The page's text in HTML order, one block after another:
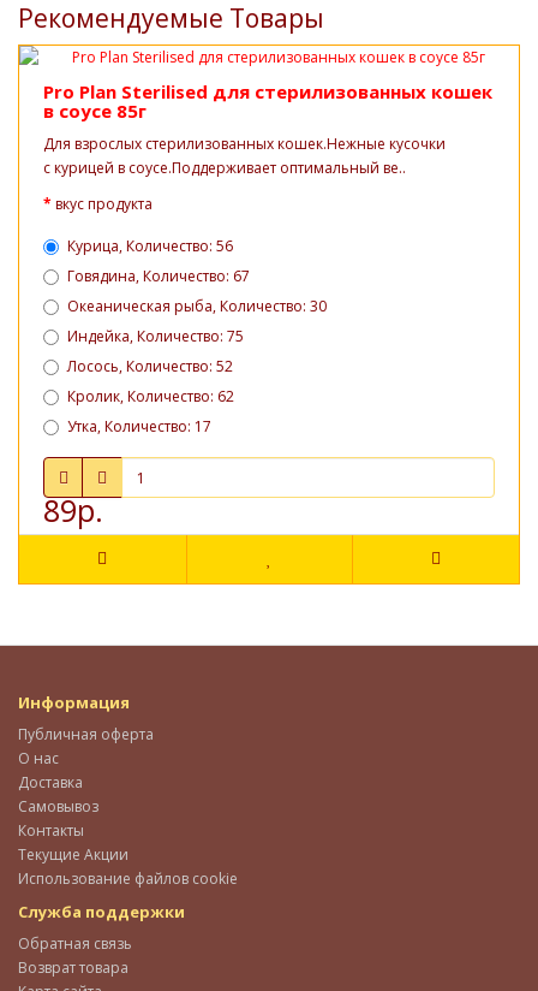
Рекомендуемые Товары
Pro Plan Sterilised для стерилизованных кошек
в соусе 85г
Для взрослых стерилизованных кошек.Нежные кусочки
с курицей в соусе.Поддерживает оптимальный ве..
вкус продукта
Курица, Количество: 56
Говядина, Количество: 67
Океаническая рыба, Количество: 30
Индейка, Количество: 75
Лосось, Количество: 52
Кролик, Количество: 62
Утка, Количество: 17
89р.
Информация
Публичная оферта
О нас
Доставка
Самовывоз
Контакты
Текущие Акции
Использование файлов cookie
Служба поддержки
Обратная связь
Возврат товара